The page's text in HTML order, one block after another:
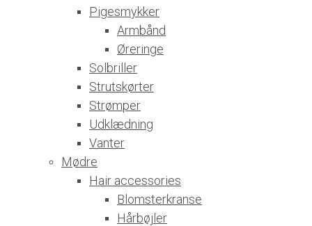
Pigesmykker
Armbånd
Øreringe
Solbriller
Strutskørter
Strømper
Udklædning
Vanter
Mødre
Hair accessories
Blomsterkranse
Hårbøjler